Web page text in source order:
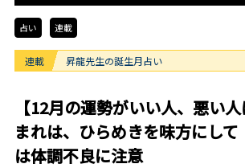
占い 連載
連載 昇龍先生の誕生月占い
【12月の運勢がいい人、悪い
まれは、ひらめきを味方にし
は体調不良に注意